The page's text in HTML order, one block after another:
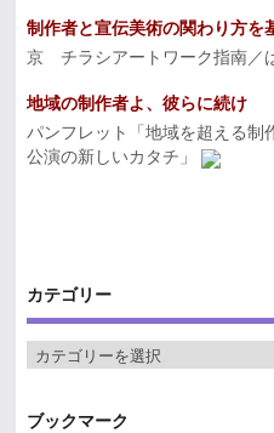
制作者と宣伝美術の関わり方を
京 チラシアートワーク指南／
地域の制作者よ、彼らに続け
パンフレット「地域を超える
公演の新しいカタチ」
カテゴリー
ブックマーク